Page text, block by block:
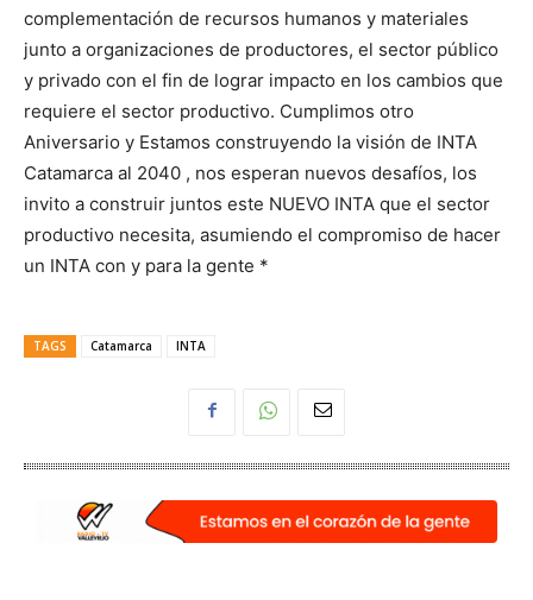
complementación de recursos humanos y materiales
junto a organizaciones de productores, el sector público
y privado con el fin de lograr impacto en los cambios que
requiere el sector productivo. Cumplimos otro
Aniversario y Estamos construyendo la visión de INTA
Catamarca al 2040 , nos esperan nuevos desafíos, los
invito a construir juntos este NUEVO INTA que el sector
productivo necesita, asumiendo el compromiso de hacer
un INTA con y para la gente *
TAGS Catamarca INTA